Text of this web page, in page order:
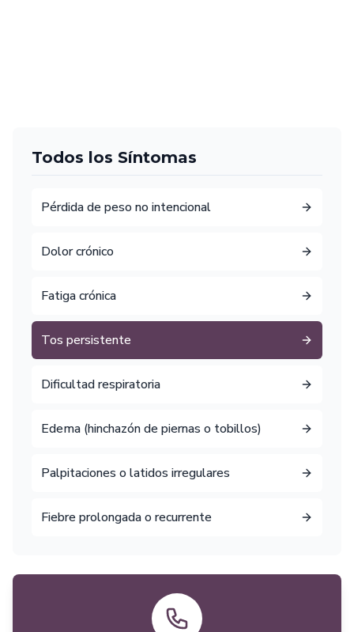
Todos los Síntomas
Pérdida de peso no intencional
Dolor crónico
Fatiga crónica
Tos persistente
Dificultad respiratoria
Edema (hinchazón de piernas o tobillos)
Palpitaciones o latidos irregulares
Fiebre prolongada o recurrente